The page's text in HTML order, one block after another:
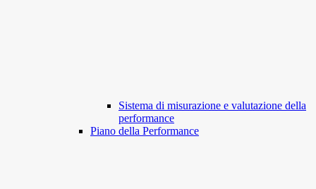
Sistema di misurazione e valutazione della
performance
Piano della Performance